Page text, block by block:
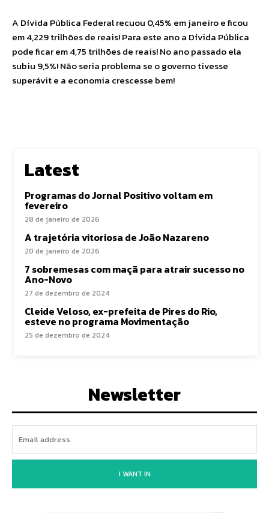
A Dívida Pública Federal recuou 0,45% em janeiro e ficou
em 4,229 trilhões de reais! Para este ano a Dívida Pública
pode ficar em 4,75 trilhões de reais! No ano passado ela
subiu 9,5%! Não seria problema se o governo tivesse
superávit e a economia crescesse bem!
Latest
Programas do Jornal Positivo voltam em
fevereiro
28 de janeiro de 2026
A trajetória vitoriosa de João Nazareno
20 de janeiro de 2026
7 sobremesas com maçã para atrair sucesso no
Ano-Novo
27 de dezembro de 2024
Cleide Veloso, ex-prefeita de Pires do Rio,
esteve no programa Movimentação
25 de dezembro de 2024
Newsletter
I WANT IN